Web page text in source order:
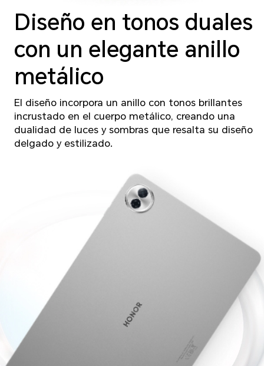
Diseño en tonos duales
con un elegante anillo
metálico
El diseño incorpora un anillo con tonos brillantes
incrustado en el cuerpo metálico, creando una
dualidad de luces y sombras que resalta su diseño
delgado y estilizado.